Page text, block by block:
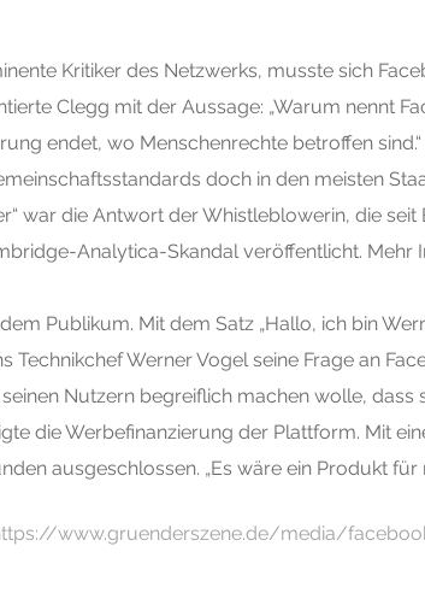
Kritiker des Netzwerks, musste sich
Clegg mit der Aussage: „Warum nennt
endet, wo Menschenrechte betroffen
doch in den meisten
war die Antwort der Whistleblowerin, die
Analytica-Skandal veröffentlicht. Mehr
Publikum. Mit dem Satz „Hallo, ich bin
Werner Vogel seine Frage an
Nutzern begreiflich machen wolle, dass
die Werbefinanzierung der Plattform. Mit
ausgeschlossen. „Es wäre ein Produkt für
www.gruenderszene.de/media/